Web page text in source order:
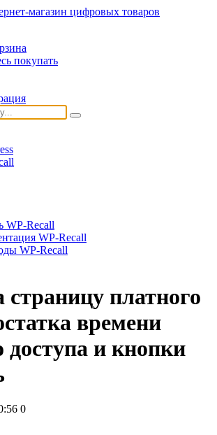
покупать
WP-Recall
WP-Recall
WP-Recall
платного
времени
доступа и кнопки
0